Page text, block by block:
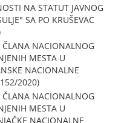
NA STATUT JAVNOG
SA PO KRUŠEVAC
ČLANA NACIONALNOG
MESTA U
NACIONALNE
2020)
ČLANA NACIONALNOG
MESTA U
NACIONALNE